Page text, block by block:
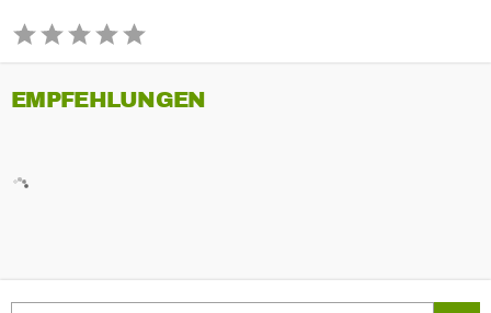
EMPFEHLUNGEN